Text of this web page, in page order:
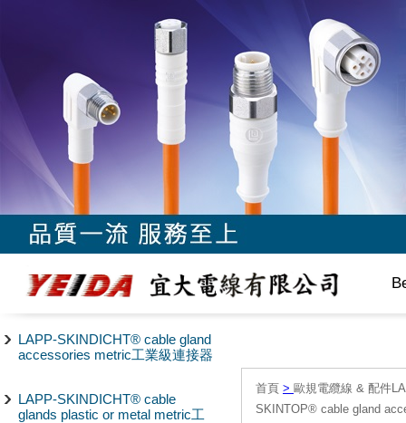
LAPP-SKINDICHT® cable gland
accessories metric工業級連接器
LAPP-SKINDICHT® cable
glands plastic or metal metric工
首頁 > 歐規電纜線 & 配件
SKINTOP® cable gland